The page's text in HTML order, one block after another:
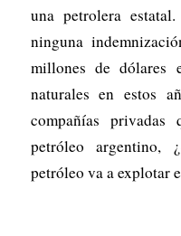
una petrolera
ninguna
millones de dólares
naturales en estos
compañías
petróleo argentino,
petróleo va a explotar